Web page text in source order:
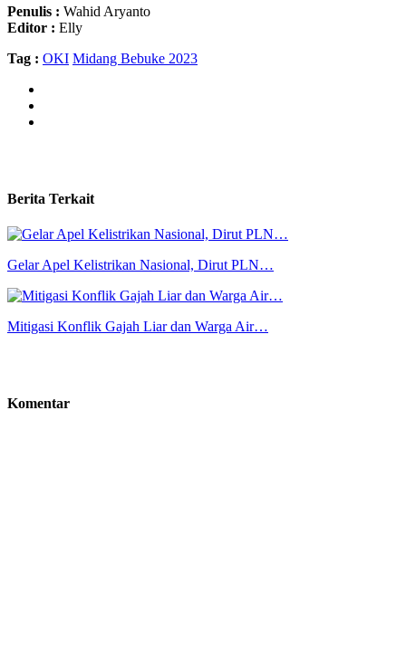
Penulis : Wahid Aryanto
Editor : Elly
Tag : OKI Midang Bebuke 2023
Berita Terkait
Gelar Apel Kelistrikan Nasional, Dirut PLN…
Mitigasi Konflik Gajah Liar dan Warga Air…
Komentar